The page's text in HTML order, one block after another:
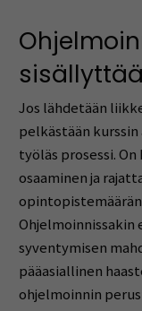
Jos lähdetään
pelkästään
työläs prosessi.
osaaminen ja
Ohjelmoinnissakin
syventymisen
pääasiallinen
ohjelmoinnin